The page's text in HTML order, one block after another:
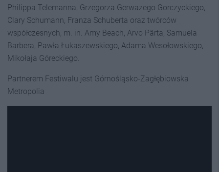
Philippa Telemanna, Grzegorza Gerwazego Gorczyckiego,
Clary Schumann, Franza Schuberta oraz twórców
współczesnych, m. in. Amy Beach, Arvo Pärta, Samuela
Barbera, Pawła Łukaszewskiego, Adama Wesołowskiego,
Mikołaja Góreckiego.
Partnerem Festiwalu jest Górnośląsko-Zagłębiowska
Metropolia